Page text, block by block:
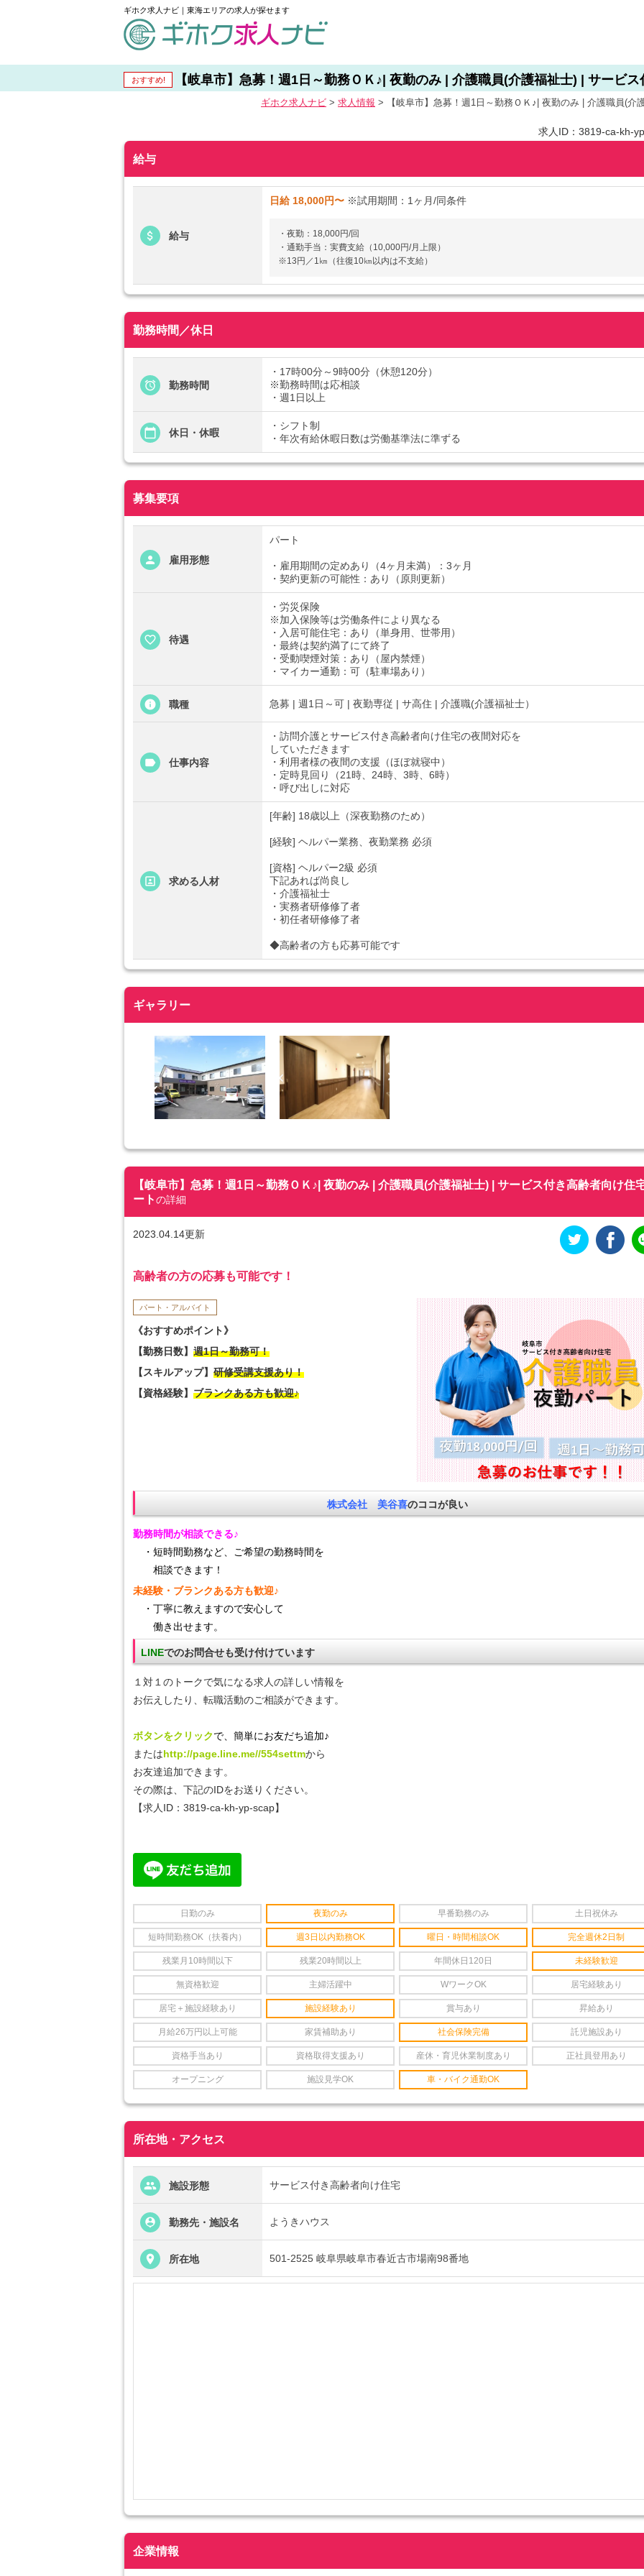
ギホク求人ナビ｜東海エリアの求人が探せます
おすすめ! 【岐阜市】急募！週1日～勤務ＯＫ♪| 夜勤のみ | 介護職員(介護福祉士) | サービ
ギホク求⼈ナビ > 求人情報 > 【岐阜市】急募！週1日～勤務ＯＫ♪| 夜勤のみ | 介護職員(
求人ID：3819-ca-kh-
給与
給与
日給 18,000円〜 ※試用期間：1ヶ月/同条件
・夜勤：18,000円/回
・通勤手当：実費支給（10,000円/月上限）
※13円／1㎞（往復10㎞以内は不支給）
勤務時間／休日
勤務時間
・17時00分～9時00分（休憩120分）
※勤務時間は応相談
・週1日以上
休日・休暇
・シフト制
・年次有給休暇日数は労働基準法に準ずる
募集要項
雇用形態
パート
・雇用期間の定めあり（4ヶ月未満）：3ヶ月
・契約更新の可能性：あり（原則更新）
待遇
・労災保険
※加入保険等は労働条件により異なる
・入居可能住宅：あり（単身用、世帯用）
・最終は契約満了にて終了
・受動喫煙対策：あり（屋内禁煙）
・マイカー通勤：可（駐車場あり）
職種 急募 | 週1日～可 | 夜勤専従 | サ高住 | 介護職(介護福祉士）
仕事内容
・訪問介護とサービス付き高齢者向け住宅の夜間対応を
していただきます
・利用者様の夜間の支援（ほぼ就寝中）
・定時見回り（21時、24時、3時、6時）
・呼び出しに対応
求める人材
[年齢] 18歳以上（深夜勤務のため）
[経験] ヘルパー業務、夜勤業務 必須
[資格] ヘルパー2級 必須
下記あれば尚良し
・介護福祉士
・実務者研修修了者
・初任者研修修了者
◆高齢者の方も応募可能です
ギャラリー
【岐阜市】急募！週1日～勤務ＯＫ♪| 夜勤のみ | 介護職員(介護福祉士) | サービス付き高齢者向け住
ートの詳細
2023.04.14更新
高齢者の方の応募も可能です！
パート・アルバイト
《おすすめポイント》
【勤務日数】 週1日～勤務可！
【スキルアップ】 研修受講支援あり！
【資格経験】 ブランクある方も歓迎♪
株式会社 美谷喜のココが良い
勤務時間が相談できる♪
・短時間勤務など、ご希望の勤務時間を
相談できます！
未経験・ブランクある方も歓迎♪
・丁寧に教えますので安心して
働き出せます。
LINEでのお問合せも受け付けています
１対１のトークで気になる求人の詳しい情報を
お伝えしたり、転職活動のご相談ができます。
ボタンをクリックで、簡単にお友だち追加♪
またはhttp://page.line.me//554settmから
お友達追加できます。
その際は、下記のIDをお送りください。
【求人ID： 3819-ca-kh-yp-scap】
日勤のみ 夜勤のみ 早番勤務のみ 土日祝休み
短時間勤務OK（扶養内） 週3日以内勤務OK 曜日・時間相談OK 完全週休2日制
残業月10時間以下 残業20時間以上 年間休日120日 未経験歓迎
無資格歓迎 主婦活躍中 WワークOK 居宅経験あり
居宅＋施設経験あり 施設経験あり 賞与あり 昇給あり
月給26万円以上可能 家賃補助あり 社会保険完備 託児施設あり
資格手当あり 資格取得支援あり 産休・育児休業制度あり 正社員登用あり
オープニング 施設見学OK 車・バイク通勤OK
所在地・アクセス
施設形態 サービス付き高齢者向け住宅
勤務先・施設名 ようきハウス
所在地 501-2525 岐阜県岐阜市春近古市場南98番地
企業情報